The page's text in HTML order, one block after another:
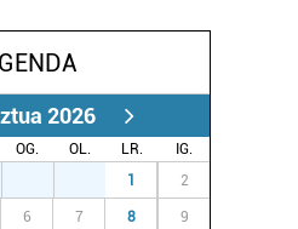
2026
OG. OL. LR.
IG.
1 2
6 7 8 9